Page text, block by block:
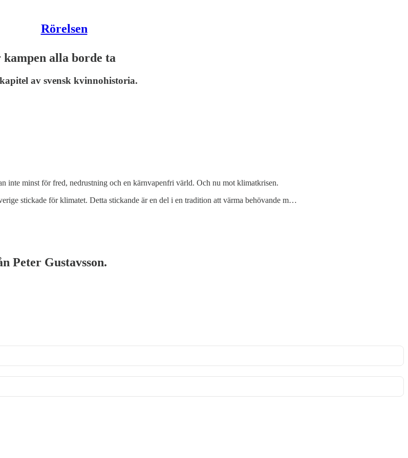
Rörelsen
alla borde ta
av svensk kvinnohistoria.
minst för fred, nedrustning och en kärnvapenfri värld. Och nu mot klimatkrisen.
stickade för klimatet. Detta stickande är en del i en tradition att värma behövande m…
Peter Gustavsson.